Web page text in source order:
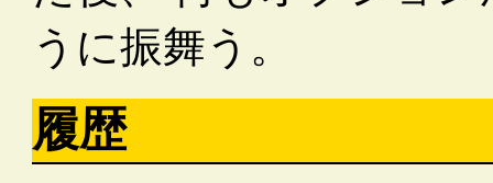
うに振舞う。
履歴